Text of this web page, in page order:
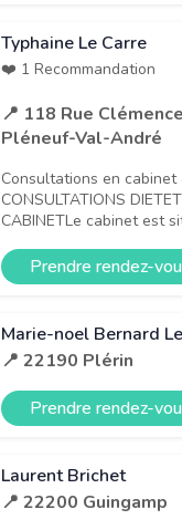
Typhaine Le Carre
❤️ 1 Recommandation
📍 118 Rue
Pléneuf-Val-André
Consultations en cabinet
CONSULTATIONS
CABINETLe cabinet est
Prendre rendez-
Marie-noel Bernard
📍 22190 Plérin
Prendre rendez-
Laurent Brichet
📍 22200 Guingamp